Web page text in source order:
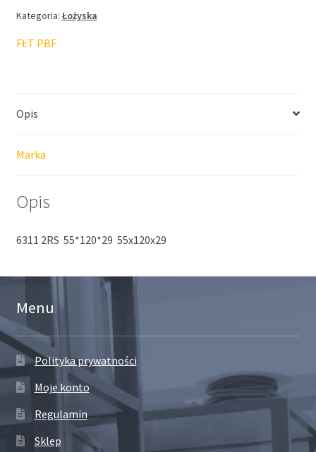
Kategoria: Łożyska
FŁT PBF
Opis
Marka
Opis
6311 2RS 55*120*29 55x120x29
Menu
Polityka prywatności
Moje konto
Regulamin
Sklep